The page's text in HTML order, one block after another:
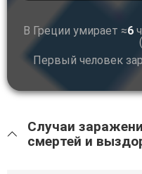
В Греции умирает ≈6
Первый человек
Случаи
смертей и